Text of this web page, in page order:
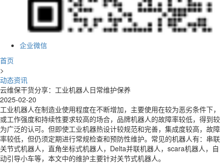
企业微信
首页
>
动态资讯
云维保干货分享：工业机器人日常维护保养
2025-02-20
工业机器人在制造业使用程度在不断增加，主要使用在较为恶劣条件下，
或工作强度和持续性要求较高的场合，品牌机器人的故障率较低，得到较
为广泛的认可。但即使工业机器热设计较规范和完善，集成度较高，故障
率较低，但仍须定期进行常规检查和预防性维护。常见的机器人有：串联
关节式机器人，直角坐标式机器人，Delta并联机器人，scara机器人，自
动引导小车等，本文中的维护主要针对关节式机器人。